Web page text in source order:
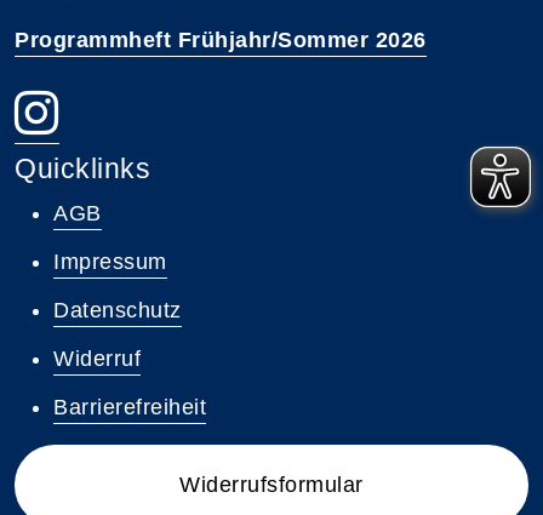
Programmheft Frühjahr/Sommer 2026
Quicklinks
AGB
Impressum
Datenschutz
Widerruf
Barrierefreiheit
Widerrufsformular